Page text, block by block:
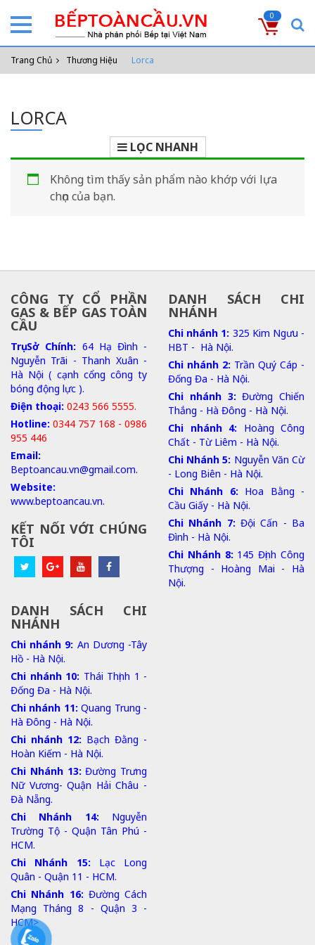
0
Trang Chủ Thương Hiệu Lorca
LORCA
LỌC NHANH
Không tìm thấy sản phẩm nào khớp với lựa
chọn của bạn.
CÔNG TY CỔ PHẦN
GAS & BẾP GAS TOÀN
CẦU
Trụ Sở Chính: 64 Hạ Đình -
Nguyễn Trãi - Thanh Xuân -
Hà Nội ( cạnh cổng công ty
bóng động lực ).
Điện thoại: 0243 566 5555.
Hotline: 0344 757 168 - 0986
955 446
Email:
Beptoancau.vn@gmail.com.
Website:
www.beptoancau.vn.
KẾT NỐI VỚI CHÚNG
TÔI
DANH SÁCH CHI
NHÁNH
Chi nhánh 1: 325 Kim Ngưu -
HBT - Hà Nội.
Chi nhánh 2: Trần Quý Cáp -
Đống Đa - Hà Nội.
Chi nhánh 3: Đường Chiến
Thắng - Hà Đông - Hà Nội.
Chi nhánh 4:
Hoàng Công
Chất - Từ Liêm - Hà Nội.
Chi Nhánh 5: Nguyễn Văn Cừ
- Long Biên - Hà Nội.
Chi Nhánh 6: Hoa Bằng -
Cầu Giấy - Hà Nội.
Chi Nhánh 7: Đội Cấn - Ba
Đình - Hà Nội.
Chi Nhánh 8: 145 Định Công
Thượng - Hoàng Mai - Hà
Nội.
DANH SÁCH CHI
NHÁNH
Chi nhánh 9: An Dương -Tây
Hồ - Hà Nội.
Chi nhánh 10: Thái Thịnh 1 -
Đống Đa - Hà Nội.
Chi nhánh 11: Quang Trung -
Hà Đông - Hà Nội.
Chi nhánh 12: Bạch Đằng -
Hoàn Kiếm - Hà Nội.
Chi Nhánh 13: Đường Trưng
Nữ Vương- Quận Hải Châu -
Đà Nẵng.
Chi Nhánh 14:
Nguyễn
Trường Tộ - Quận Tân Phú -
HCM.
Chi Nhánh 15:
Lạc Long
Quân - Quận 11 - HCM.
Chi Nhánh 16: Đường Cách
Mạng Tháng 8 - Quận 3 -
HCM>